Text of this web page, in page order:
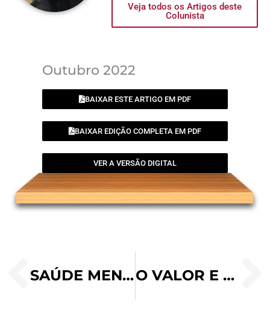
Veja todos os Artigos deste
Colunista
Outubro 2022
BAIXAR ESTE ARTIGO EM PDF
BAIXAR EDIÇÃO COMPLETA EM PDF
VER A VERSÃO DIGITAL
SAÚDE MENTAL E FAMÍLIA: CONHECER-SE PARA EDUCAR BEM OS FILHOS O VALOR E OS FRUTOS DA ORAÇÃO DO ROSÁRIO